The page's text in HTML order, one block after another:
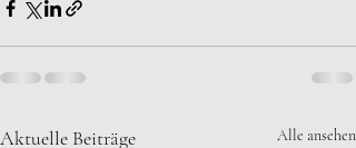
Aktuelle Beiträge Alle ansehen